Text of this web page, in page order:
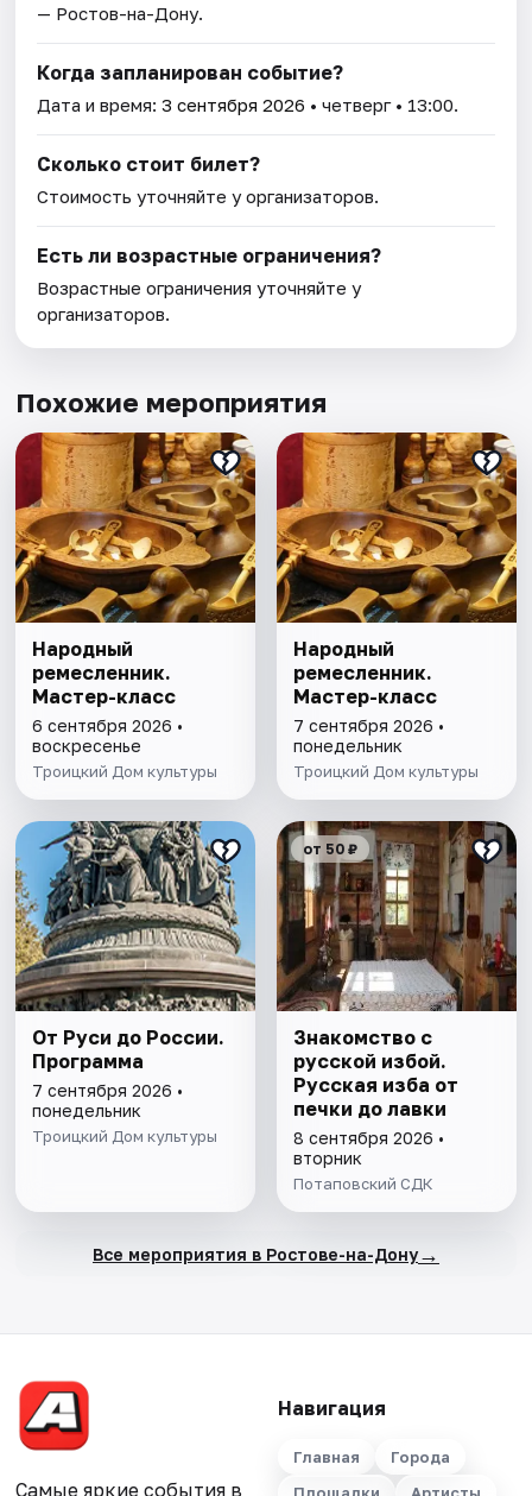
— Ростов-на-Дону.
Когда запланирован событие?
Дата и время:3 сентября 2026 • четверг • 13:00.
Сколько стоит билет?
Стоимость уточняйте у организаторов.
Есть ли возрастные ограничения?
Возрастные ограничения уточняйте у
организаторов.
Похожие мероприятия
Народный
ремесленник.
Мастер-класс
6 сентября 2026 •
воскресенье
Троицкий Дом культуры
Народный
ремесленник.
Мастер-класс
7 сентября 2026 •
понедельник
Троицкий Дом культуры
От Руси до России.
Программа
7 сентября 2026 •
понедельник
Троицкий Дом культуры
от 50 ₽
Знакомство с
русской избой.
Русская изба от
печки до лавки
8 сентября 2026 •
вторник
Потаповский СДК
Все мероприятия в Ростове-на-Дону→
Самые яркие события в
Навигация
Главная
Города